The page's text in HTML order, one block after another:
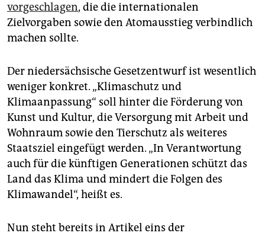
vorgeschlagen, die die internationalen
Zielvorgaben sowie den Atomausstieg verbindlich
machen sollte.
Der niedersächsische Gesetzentwurf ist wesentlich
weniger konkret. „Klimaschutz und
Klimaanpassung“ soll hinter die Förderung von
Kunst und Kultur, die Versorgung mit Arbeit und
Wohnraum sowie den Tierschutz als weiteres
Staatsziel eingefügt werden. „In Verantwortung
auch für die künftigen Generationen schützt das
Land das Klima und mindert die Folgen des
Klimawandel“, heißt es.
Nun steht bereits in Artikel eins der